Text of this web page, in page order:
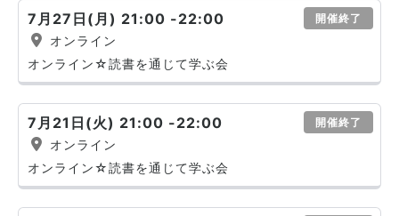
7月27日(月) 21:00 -22:00 開催終了
オンライン
オンライン☆読書を通じて学ぶ会
7月21日(火) 21:00 -22:00 開催終了
オンライン
オンライン☆読書を通じて学ぶ会